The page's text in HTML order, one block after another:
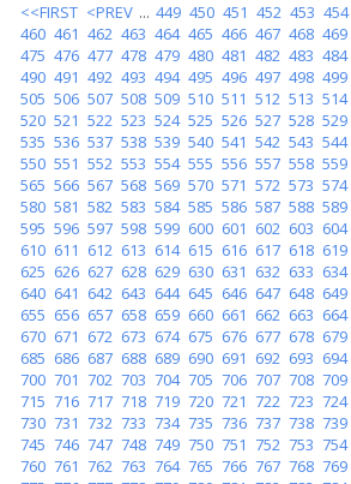
<<FIRST <PREV ... 449 450 451 452 453 454
460 461 462 463 464 465 466 467 468 469
475 476 477 478 479 480 481 482 483 484
490 491 492 493 494 495 496 497 498 499
505 506 507 508 509 510 511 512 513 514
520 521 522 523 524 525 526 527 528 529
535 536 537 538 539 540 541 542 543 544
550 551 552 553 554 555 556 557 558 559
565 566 567 568 569 570 571 572 573 574
580 581 582 583 584 585 586 587 588 589
595 596 597 598 599 600 601 602 603 604
610 611 612 613 614 615 616 617 618 619
625 626 627 628 629 630 631 632 633 634
640 641 642 643 644 645 646 647 648 649
655 656 657 658 659 660 661 662 663 664
670 671 672 673 674 675 676 677 678 679
685 686 687 688 689 690 691 692 693 694
700 701 702 703 704 705 706 707 708 709
715 716 717 718 719 720 721 722 723 724
730 731 732 733 734 735 736 737 738 739
745 746 747 748 749 750 751 752 753 754
760 761 762 763 764 765 766 767 768 769